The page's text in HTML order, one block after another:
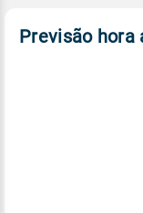
Previsão hora